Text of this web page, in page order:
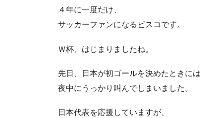
４年に一度だけ、
サッカーファンになるビスコです。
Ｗ杯、はじまりましたね。
先日、日本が初ゴールを決めたときには
夜中にうっかり叫んでしまいました。
日本代表を応援していますが、